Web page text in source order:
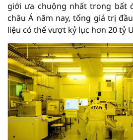
giới ưa chuộng nhất trong bất
châu Á năm nay, tổng giá trị
liệu có thể vượt kỷ lục hơn 20 tỷ